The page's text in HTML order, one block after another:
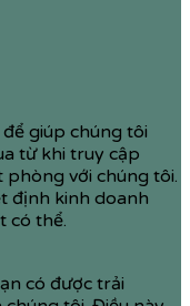
giúp chúng tôi
từ khi truy cập
với chúng tôi.
định kinh doanh
có thể.
có được trải